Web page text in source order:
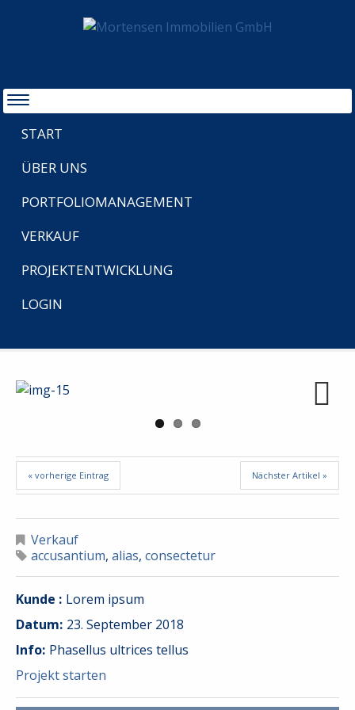
START
ÜBER UNS
PORTFOLIOMANAGEMENT
VERKAUF
PROJEKTENTWICKLUNG
LOGIN
« vorherige Eintrag Nächster Artikel »
Verkauf
accusantium, alias, consectetur
Kunde : Lorem ipsum
Datum: 23. September 2018
Info: Phasellus ultrices tellus
Projekt starten